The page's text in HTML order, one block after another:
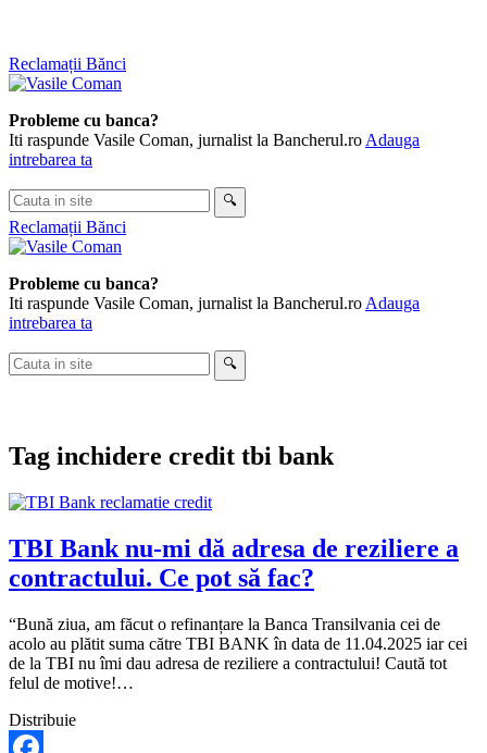
Skip
to
Reclamații Bănci
Probleme cu banca?
Iti raspunde Vasile Coman, jurnalist la Bancherul.ro Adauga
intrebarea ta
Cauta
in
site
🔍
Reclamații Bănci
Probleme cu banca?
Iti raspunde Vasile Coman, jurnalist la Bancherul.ro Adauga
intrebarea ta
Cauta
in
🔍
Tag inchidere credit tbi bank
TBI Bank nu-mi dă adresa de reziliere a
contractului. Ce pot să fac?
“Bună ziua, am făcut o refinanțare la Banca Transilvania cei de
acolo au plătit suma către TBI BANK în data de 11.04.2025 iar cei
de la TBI nu îmi dau adresa de reziliere a contractului! Caută tot
felul de motive!…
Distribuie